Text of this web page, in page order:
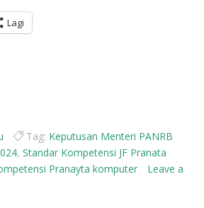
Lagi
Tag: Keputusan Menteri PANRB
, Standar Kompetensi JF Pranata
Pranayta komputer
Leave a